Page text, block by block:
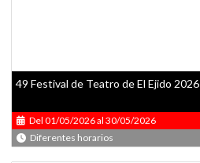
49 Festival de Teatro de El Ejido 2026
Del 01/05/2026 al 30/05/2026
Diferentes horarios